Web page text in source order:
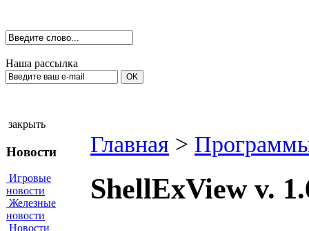
Наша рассылка
закрыть
Новости
Игровые
новости
Железные
новости
Новости
Главная >
ShellExView v.